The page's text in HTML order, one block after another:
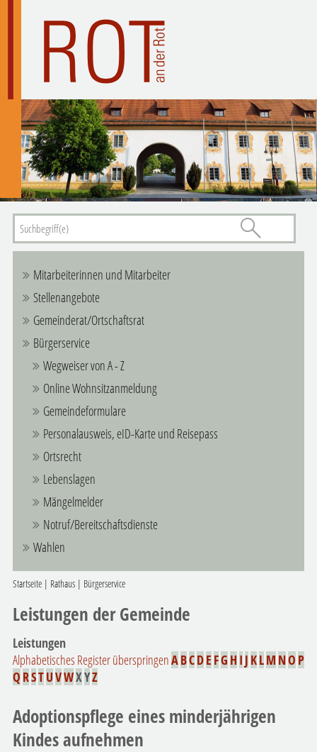
Mitarbeiterinnen und Mitarbeiter
Stellenangebote
Gemeinderat/Ortschaftsrat
Bürgerservice
Wegweiser von A - Z
Online Wohnsitzanmeldung
Gemeindeformulare
Personalausweis, eID-Karte und Reisepass
Ortsrecht
Lebenslagen
Mängelmelder
Notruf/Bereitschaftsdienste
Wahlen
Startseite| Rathaus| Bürgerservice
Leistungen der Gemeinde
Leistungen
Alphabetisches Register überspringenABCDE FG H I J KLM NO P
Q RSTUVWXYZ
Adoptionspflege eines minderjährigen
Kindes aufnehmen